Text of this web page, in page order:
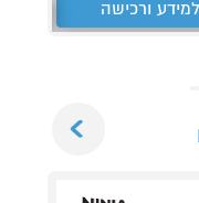
למידע ורכישה